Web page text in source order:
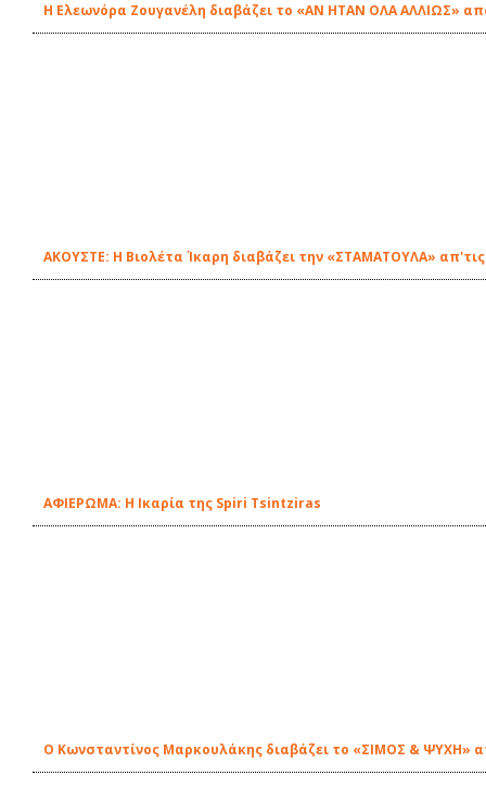
Η Ελεωνόρα Ζουγανέλη διαβάζει το «ΑΝ ΗΤΑΝ ΟΛΑ ΑΛΛΙΩΣ»
ΑΚΟΥΣΤΕ: Η Βιολέτα Ίκαρη διαβάζει την «ΣΤΑΜΑΤΟΥΛΑ»
ΑΦΙΕΡΩΜΑ: Η Ικαρία της Spiri Tsintziras
Ο Κωνσταντίνος Μαρκουλάκης διαβάζει το «ΣΙΜΟΣ & ΨΥΧΗ»